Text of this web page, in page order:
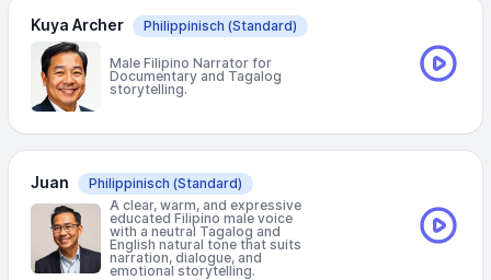
Kuya Archer Philippinisch (Standard)
Male Filipino Narrator for
Documentary and Tagalog
storytelling.
Juan Philippinisch (Standard)
A clear, warm, and expressive
educated Filipino male voice
with a neutral Tagalog and
English natural tone that suits
narration, dialogue, and
emotional storytelling.